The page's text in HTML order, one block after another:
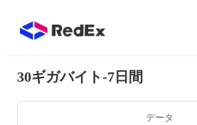
30ギガバイト-7日間
データ